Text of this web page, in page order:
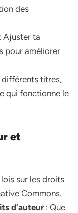
des
: Ajuster ta
pour améliorer
différents titres,
qui fonctionne le
et
sur les droits
Commons.
d’auteur: Que